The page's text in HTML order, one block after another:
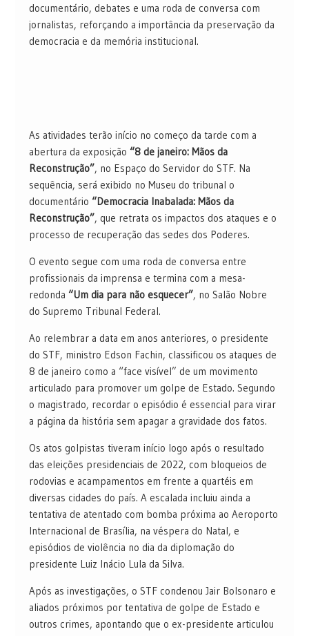
documentário, debates e uma roda de conversa com
jornalistas, reforçando a importância da preservação da
democracia e da memória institucional.
As atividades terão início no começo da tarde com a
abertura da exposição “8 de janeiro: Mãos da
Reconstrução”, no Espaço do Servidor do STF. Na
sequência, será exibido no Museu do tribunal o
documentário “Democracia Inabalada: Mãos da
Reconstrução”, que retrata os impactos dos ataques e o
processo de recuperação das sedes dos Poderes.
O evento segue com uma roda de conversa entre
profissionais da imprensa e termina com a mesa-
redonda “Um dia para não esquecer”, no Salão Nobre
do Supremo Tribunal Federal.
Ao relembrar a data em anos anteriores, o presidente
do STF, ministro Edson Fachin, classificou os ataques de
8 de janeiro como a “face visível” de um movimento
articulado para promover um golpe de Estado. Segundo
o magistrado, recordar o episódio é essencial para virar
a página da história sem apagar a gravidade dos fatos.
Os atos golpistas tiveram início logo após o resultado
das eleições presidenciais de 2022, com bloqueios de
rodovias e acampamentos em frente a quartéis em
diversas cidades do país. A escalada incluiu ainda a
tentativa de atentado com bomba próxima ao Aeroporto
Internacional de Brasília, na véspera do Natal, e
episódios de violência no dia da diplomação do
presidente Luiz Inácio Lula da Silva.
Após as investigações, o STF condenou Jair Bolsonaro e
aliados próximos por tentativa de golpe de Estado e
outros crimes, apontando que o ex-presidente articulou